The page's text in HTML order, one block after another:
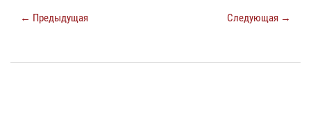
← Предыдущая Следующая →